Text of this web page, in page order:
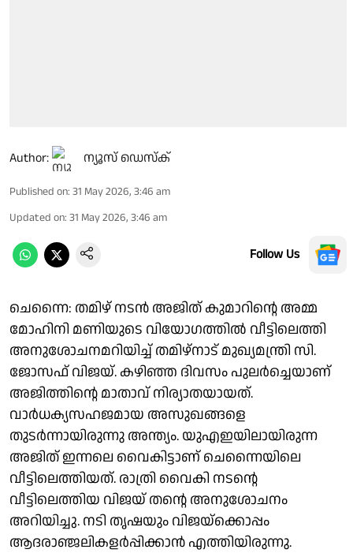
Author: ന്യൂസ് ഡെസ്ക്
Published on: 31 May 2026, 3:46 am
Updated on: 31 May 2026, 3:46 am
Follow Us
ചെന്നൈ: തമിഴ് നടൻ അജിത് കുമാറിന്റെ അമ്മ
മോഹിനി മണിയുടെ വിയോഗത്തിൽ വീട്ടിലെത്തി
അനുശോചനമറിയിച്ച് തമിഴ്നാട് മുഖ്യമന്ത്രി സി.
ജോസഫ് വിജയ്. കഴിഞ്ഞ ദിവസം പുലർച്ചെയാണ്
അജിത്തിന്റെ മാതാവ് നിര്യാതയായത്.
വാർധക്യസഹജമായ അസുഖങ്ങളെ
തുടർന്നായിരുന്നു അന്ത്യം. യുഎഇയിലായിരുന്ന
അജിത് ഇന്നലെ വൈകിട്ടാണ് ചെന്നൈയിലെ
വീട്ടിലെത്തിയത്. രാത്രി വൈകി നടന്റെ
വീട്ടിലെത്തിയ വിജയ് തന്റെ അനുശോചനം
അറിയിച്ചു. നടി തൃഷയും വിജയ്‌ക്കൊപ്പം
ആദരാഞ്ജലികളർപ്പിക്കാൻ എത്തിയിരുന്നു.